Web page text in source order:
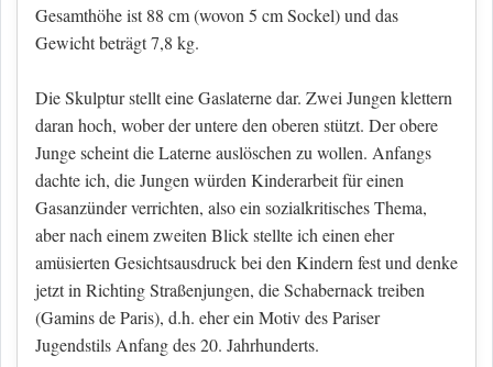
Gesamthöhe ist 88 cm (wovon 5 cm Sockel) und das
Gewicht beträgt 7,8 kg.
Die Skulptur stellt eine Gaslaterne dar. Zwei Jungen klettern
daran hoch, wober der untere den oberen stützt. Der obere
Junge scheint die Laterne auslöschen zu wollen. Anfangs
dachte ich, die Jungen würden Kinderarbeit für einen
Gasanzünder verrichten, also ein sozialkritisches Thema,
aber nach einem zweiten Blick stellte ich einen eher
amüsierten Gesichtsausdruck bei den Kindern fest und denke
jetzt in Richting Straßenjungen, die Schabernack treiben
(Gamins de Paris), d.h. eher ein Motiv des Pariser
Jugendstils Anfang des 20. Jahrhunderts.